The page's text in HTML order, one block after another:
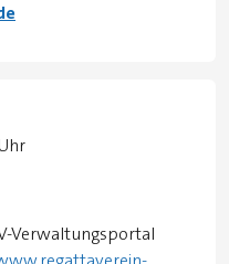
Verwaltungsportal